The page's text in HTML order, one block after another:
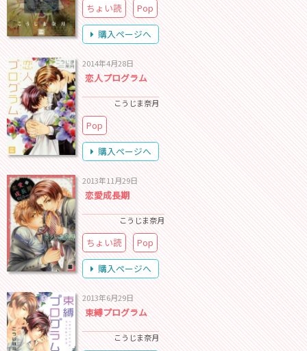
ちょい読
Pop
購入ページへ
2014年4月28日
恋人プログラム
こうじま奈月
Pop
購入ページへ
2013年11月29日
恋愛成長期
こうじま奈月
ちょい読
Pop
購入ページへ
2013年6月29日
束縛プログラム
こうじま奈月